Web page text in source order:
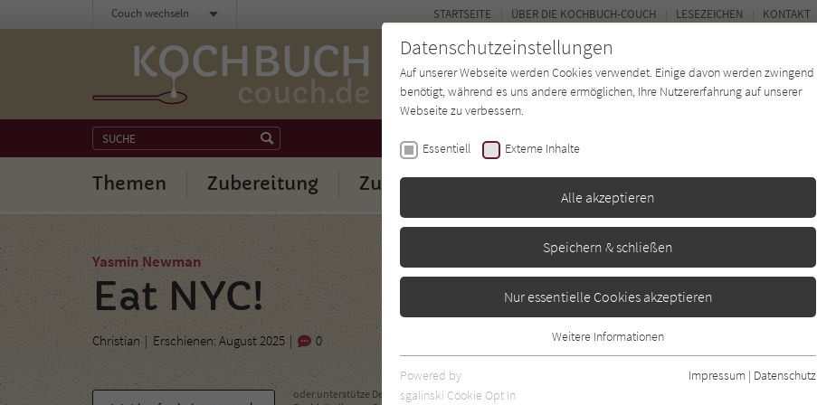
Themen Zubereitung Zutaten Regionen Autor*in Magazin
STARTSEITE ÜBER DIE KOCHBUCH-COUCH LESEZEICHEN KONTAKT
Couch wechseln
Yasmin Newman
Eat NYC!
Christian Erschienen: August 2025 0
oder unterstütze Deinen
Datenschutzeinstellungen
Auf unserer Webseite werden Cookies verwendet. Einige davon werden zwingend
benötigt, während es uns andere ermöglichen, Ihre Nutzererfahrung auf unserer
Webseite zu verbessern.
Essentiell Externe Inhalte
Alle akzeptieren
Speichern & schließen
Nur essentielle Cookies akzeptieren
Essentielle Cookies werden für grundlegende Funktionen der Webseite
benötigt. Dadurch ist gewährleistet, dass die Webseite einwandfrei
Weitere Informationen
Powered by
sgalinski Cookie Opt In
Impressum | Datenschutz